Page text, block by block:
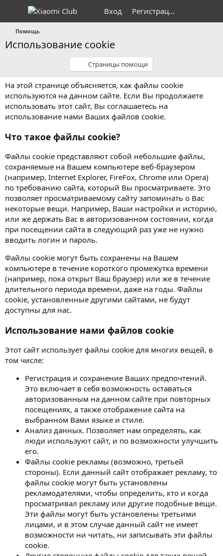
Вход Регистрация
Помощь
Использование cookie
Страницы помощи
На этой странице объясняется, как файлы cookie
используются на данном сайте. Если Вы продолжаете
использовать этот сайт, Вы соглашаетесь на
использование нами Ваших файлов cookie.
Что такое файлы cookie?
Файлы cookie представляют собой небольшие файлы,
сохраняемые на Вашем компьютере веб-браузером
(например, Internet Explorer, FireFox, Chrome или Opera)
по требованию сайта, который Вы просматриваете. Это
позволяет просматриваемому сайту запоминать о Вас
некоторые вещи. Например, Ваши настройки и историю,
или же держать Вас в авторизованном состоянии, когда
при посещении сайта в следующий раз уже не нужно
вводить логин и пароль.
Файлы cookie могут быть сохранены на Вашем
компьютере в течение короткого промежутка времени
(например, пока открыт Ваш браузер) или же в течение
длительного периода времени, даже на годы. Файлы
cookie, установленные другими сайтами, не будут
доступны для нас.
Использование нами файлов cookie
Этот сайт использует файлы cookie для многих вещей, в
том числе:
Регистрация и сохранение Ваших предпочтений.
Это включает в себя возможность оставаться
авторизованным на данном сайте при повторных
посещениях, а также отображение сайта на
выбранном Вами языке и стиле.
Анализ данных. Позволяет нам определять, как
люди используют сайт, и по возможности улучшить
его.
Файлы cookie рекламы (возможно, третьей
стороны). Если данный сайт отображает рекламу, то
файлы cookie могут быть установлены
рекламодателями, чтобы определить, кто и когда
просматривал рекламу или другие подобные вещи.
Эти файлы могут быть установлены третьими
лицами, и в этом случае данный сайт не имеет
возможности ни читать, ни записывать эти файлы
cookie.